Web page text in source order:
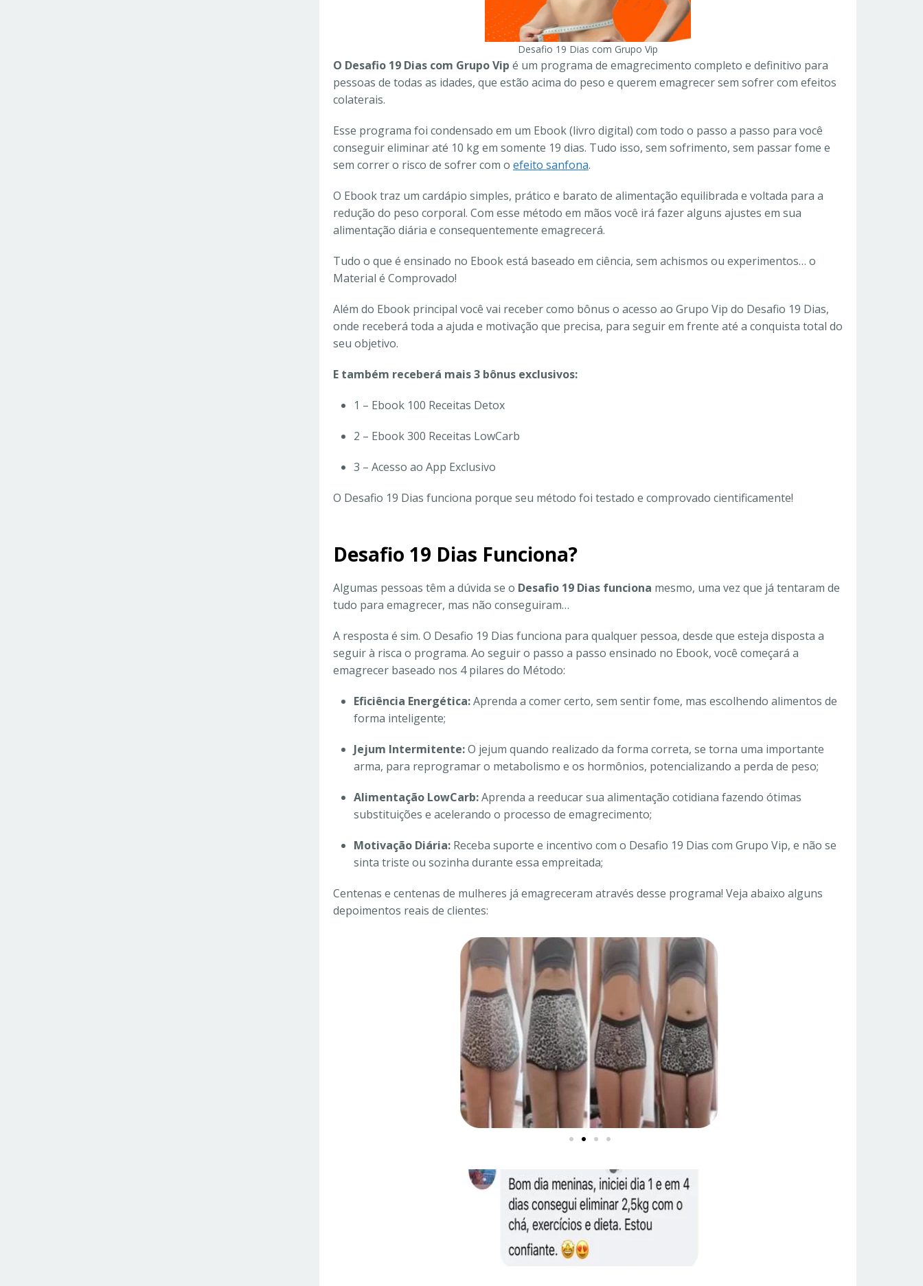
Desafio 19 Dias com Grupo Vip
O Desafio 19 Dias com Grupo Vip é um programa de emagrecimento completo e definitivo para
pessoas de todas as idades, que estão acima do peso e querem emagrecer sem sofrer com efeitos
colaterais.
Esse programa foi condensado em um Ebook (livro digital) com todo o passo a passo para você
conseguir eliminar até 10 kg em somente 19 dias. Tudo isso, sem sofrimento, sem passar fome e
sem correr o risco de sofrer com o efeito sanfona.
O Ebook traz um cardápio simples, prático e barato de alimentação equilibrada e voltada para a
redução do peso corporal. Com esse método em mãos você irá fazer alguns ajustes em sua
alimentação diária e consequentemente emagrecerá.
Tudo o que é ensinado no Ebook está baseado em ciência, sem achismos ou experimentos… o
Material é Comprovado!
Além do Ebook principal você vai receber como bônus o acesso ao Grupo Vip do Desafio 19 Dias,
onde receberá toda a ajuda e motivação que precisa, para seguir em frente até a conquista total do
seu objetivo.
E também receberá mais 3 bônus exclusivos:
1 – Ebook 100 Receitas Detox
2 – Ebook 300 Receitas LowCarb
3 – Acesso ao App Exclusivo
O Desafio 19 Dias funciona porque seu método foi testado e comprovado cientificamente!
Desafio 19 Dias Funciona?
Algumas pessoas têm a dúvida se o Desafio 19 Dias funciona mesmo, uma vez que já tentaram de
tudo para emagrecer, mas não conseguiram…
A resposta é sim. O Desafio 19 Dias funciona para qualquer pessoa, desde que esteja disposta a
seguir à risca o programa. Ao seguir o passo a passo ensinado no Ebook, você começará a
emagrecer baseado nos 4 pilares do Método:
Eficiência Energética:Aprenda a comer certo, sem sentir fome, mas escolhendo alimentos de
forma inteligente;
Jejum Intermitente:O jejum quando realizado da forma correta, se torna uma importante
arma, para reprogramar o metabolismo e os hormônios, potencializando a perda de peso;
Alimentação LowCarb:Aprenda a reeducar sua alimentação cotidiana fazendo ótimas
substituições e acelerando o processo de emagrecimento;
Motivação Diária: Receba suporte e incentivo com o Desafio 19 Dias com Grupo Vip, e não se
sinta triste ou sozinha durante essa empreitada;
Centenas e centenas de mulheres já emagreceram através desse programa! Veja abaixo alguns
depoimentos reais de clientes: